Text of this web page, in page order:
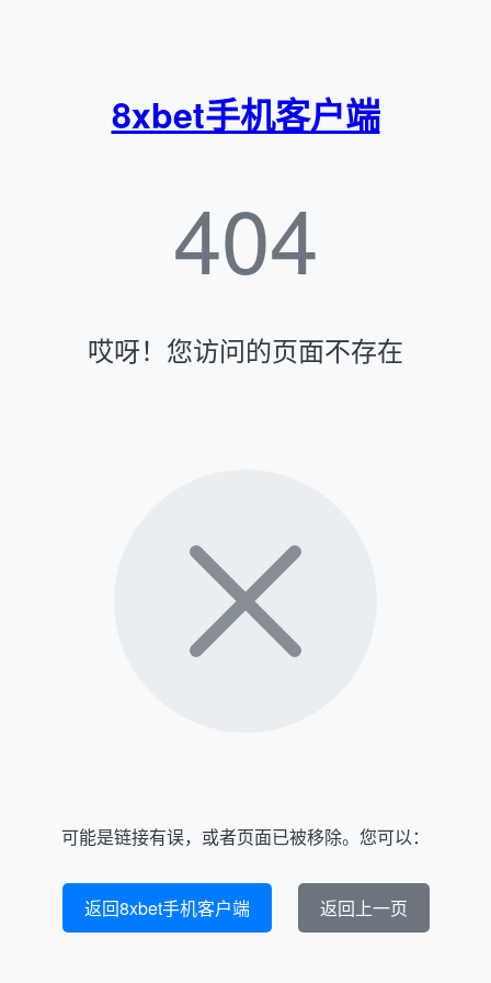
8xbet手机客户端
404
哎呀！您访问的页面不存在
可能是链接有误，或者页面已被移除。您可以：
返回8xbet手机客户端 返回上一页